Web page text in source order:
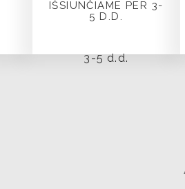
IŠSIUNČIAME PER 3-
5 D.D.